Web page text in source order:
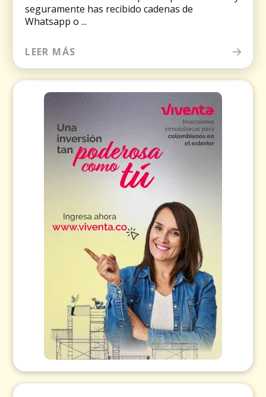
seguramente has recibido cadenas de
Whatsapp o ...
LEER MÁS